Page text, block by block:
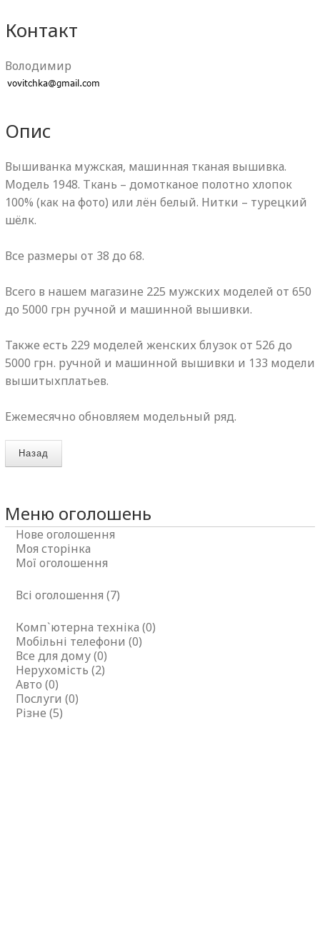
Контакт
Володимир
Опис
Вышиванка мужская, машинная тканая вышивка.
Модель 1948. Ткань – домотканое полотно хлопок
100% (как на фото) или лён белый. Нитки – турецкий
шёлк.
Все размеры от 38 до 68.
Всего в нашем магазине 225 мужских моделей от 650
до 5000 грн ручной и машинной вышивки.
Также есть 229 моделей женских блузок от 526 до
5000 грн. ручной и машинной вышивки и 133 модели
вышитыхплатьев.
Ежемесячно обновляем модельный ряд.
Назад
Меню оголошень
Нове оголошення
Моя сторінка
Мої оголошення
Всі оголошення (7)
Комп`ютерна техніка (0)
Мобільні телефони (0)
Все для дому (0)
Нерухомість (2)
Авто (0)
Послуги (0)
Різне (5)